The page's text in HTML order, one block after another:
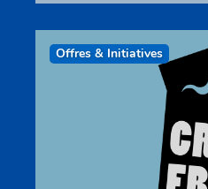
Offres & Initiatives